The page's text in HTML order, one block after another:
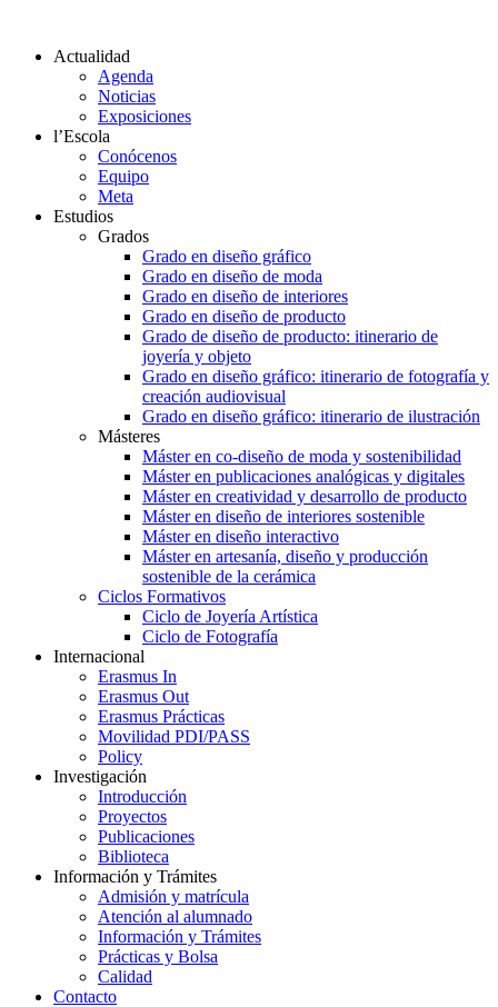
Actualidad
Agenda
Noticias
Exposiciones
l’Escola
Conócenos
Equipo
Meta
Estudios
Grados
Grado en diseño gráfico
Grado en diseño de moda
Grado en diseño de interiores
Grado en diseño de producto
Grado de diseño de producto: itinerario de
joyería y objeto
Grado en diseño gráfico: itinerario de fotografía y
creación audiovisual
Grado en diseño gráfico: itinerario de ilustración
Másteres
Máster en co-diseño de moda y sostenibilidad
Máster en publicaciones analógicas y digitales
Máster en creatividad y desarrollo de producto
Máster en diseño de interiores sostenible
Máster en diseño interactivo
Máster en artesanía, diseño y producción
sostenible de la cerámica
Ciclos Formativos
Ciclo de Joyería Artística
Ciclo de Fotografía
Internacional
Erasmus In
Erasmus Out
Erasmus Prácticas
Movilidad PDI/PASS
Policy
Investigación
Introducción
Proyectos
Publicaciones
Biblioteca
Información y Trámites
Admisión y matrícula
Atención al alumnado
Información y Trámites
Prácticas y Bolsa
Calidad
Contacto